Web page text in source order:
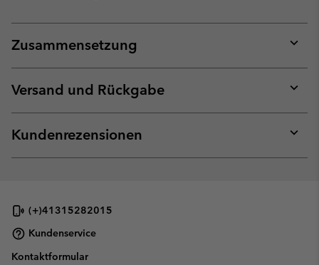
Zusammensetzung
or
Versand und Rückgabe
or
Kundenrezensionen
or
(+)41315282015
Kundenservice
Kontaktformular